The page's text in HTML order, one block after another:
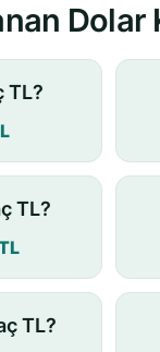
Dolar
TL?
TL?
TL?